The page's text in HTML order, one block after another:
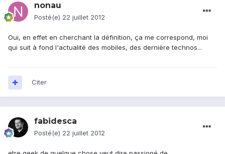
nonau
Posté(e) 22 juillet 2012
Oui, en effet en cherchant la définition, ça me correspond, moi
qui suit à fond l'actualité des mobiles, des dernière technos...
Citer
fabidesca
Posté(e) 22 juillet 2012